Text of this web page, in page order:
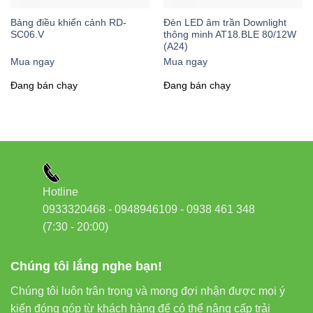
“Chỉ cần một chiếc điện thoại thông minh trong tay, bạn
có thể tạo ra không gian chiếu sáng theo ý muốn chỉ với
điều chỉnh hướng chiếu của đèn một cách dễ dàng, tập trung
ánh sáng vào những vị trí cần thiết như tranh treo tường, kệ
sách, góc làm việc… mà không cần thay đổi vị trí lắp đặt.
3. Điều chỉnh nhiệt độ màu theo nhu cầu
Với khả năng điều chỉnh nhiệt độ màu từ 3000K (ánh sáng
Bảng điều khiển cảnh RD-
SC06.V
Mua ngay
Đang bán chạy
Đèn LED âm trần Downlight
thông minh AT18.BLE 80/12W
(A24)
Mua ngay
Đang bán chạy
Chúng tôi lắng nghe bạn!
Chúng tôi luôn trân trọng và mong đợi nhận được mọi ý
kiến đóng góp từ khách hàng để có thể nâng cấp trải
Hotline
0933320468 - 0948946109 - 0938 461 348
(7:30 - 20:00)